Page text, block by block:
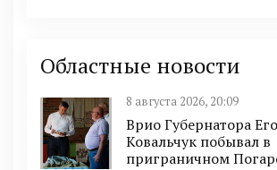
Областные новости
8 августа 2026, 20:09
Врио Губернатора
Ковальчук побывал в
приграничном